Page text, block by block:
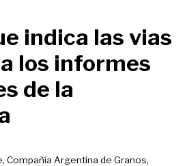
indica las vias
los informes
de la
, Compañía Argentina de Granos,